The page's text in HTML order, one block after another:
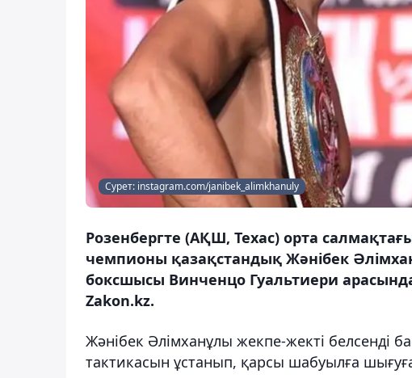
Сурет: instagram.com/janibek_alimkhanuly
Розенбергте (АҚШ, Техас) орта
чемпионы қазақстандық Жәнібек
боксшысы Винченцо Гуальтиери
Zakon.kz.
Жәнібек Әлімханұлы жекпе-жекті белсенді
тактикасын ұстанып, қарсы шабуылға